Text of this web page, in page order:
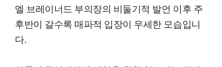
엘 브레이너드 부의장의 비둘기적 발언 이후 주
후반이 갈수록 매파적 입장이 우세한 모습입니
다.